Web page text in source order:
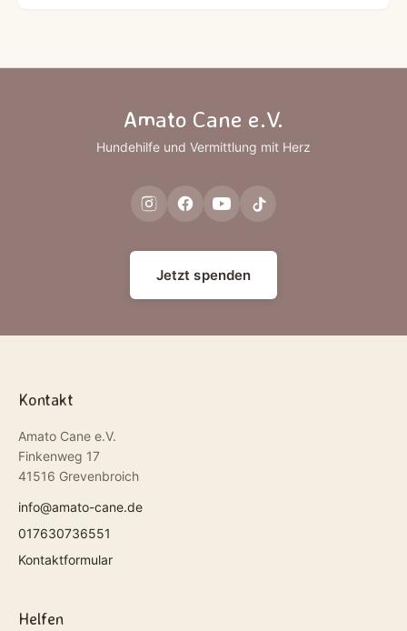
Amato Cane e.V.
Hundehilfe und Vermittlung mit Herz
Jetzt spenden
Kontakt
Amato Cane e.V.
Finkenweg 17
41516 Grevenbroich
info@amato-cane.de
017630736551
Kontaktformular
Helfen